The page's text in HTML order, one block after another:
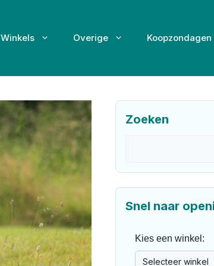
Winkels Overige
Zoeken
Snel naar
Kies een winkel: